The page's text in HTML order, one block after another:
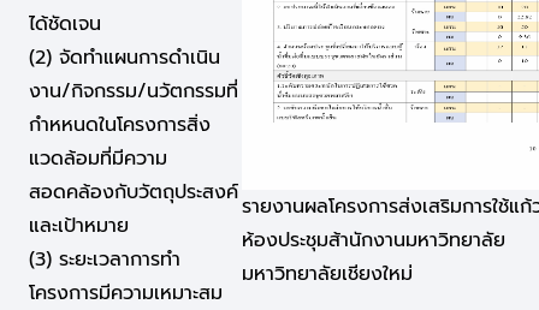
ได้ชัดเจน
(2) จัดทำแผนการดำเนิน
งาน/กิจกรรม/นวัตกรรมที่
กำหหนดในโครงการสิ่ง
แวดล้อมที่มีความ
สอดคล้องกับวัตถุประสงค์
และเป้าหมาย
(3) ระยะเวลาการทำ
โครงการมีความเหมาะสม
รายงานผลโครงการส่งเสริมการใช้
ห้องประชุมส้านักงานมหาวิทยาลัย
มหาวิทยาลัยเชียงใหม่